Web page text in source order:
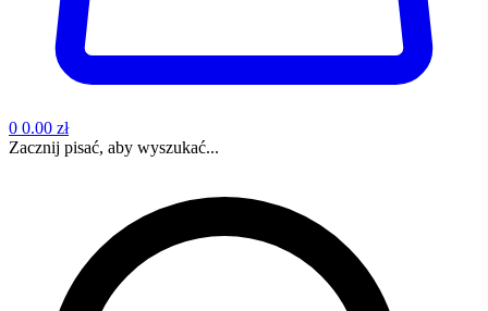
0 0.00 zł
Zacznij pisać, aby wyszukać...